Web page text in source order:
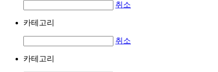
취소
카테고리
취소
카테고리